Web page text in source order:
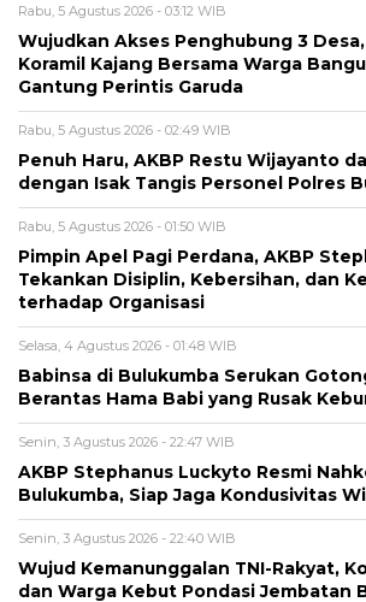
Rabu, 5 Agustus 2026 - 03:12 WIB
Wujudkan Akses Penghubung 3 Desa,
Koramil Kajang Bersama Warga
Gantung Perintis Garuda
Rabu, 5 Agustus 2026 - 02:49 WIB
Penuh Haru, AKBP Restu Wijayanto
dengan Isak Tangis Personel Polres
Rabu, 5 Agustus 2026 - 01:50 WIB
Pimpin Apel Pagi Perdana, AKBP
Tekankan Disiplin, Kebersihan, dan
terhadap Organisasi
Selasa, 4 Agustus 2026 - 01:48 WIB
Babinsa di Bulukumba Serukan
Berantas Hama Babi yang Rusak
Senin, 3 Agustus 2026 - 22:47 WIB
AKBP Stephanus Luckyto Resmi
Bulukumba, Siap Jaga Kondusivitas
Senin, 3 Agustus 2026 - 22:40 WIB
Wujud Kemanunggalan TNI-Rakyat,
dan Warga Kebut Pondasi Jembatan